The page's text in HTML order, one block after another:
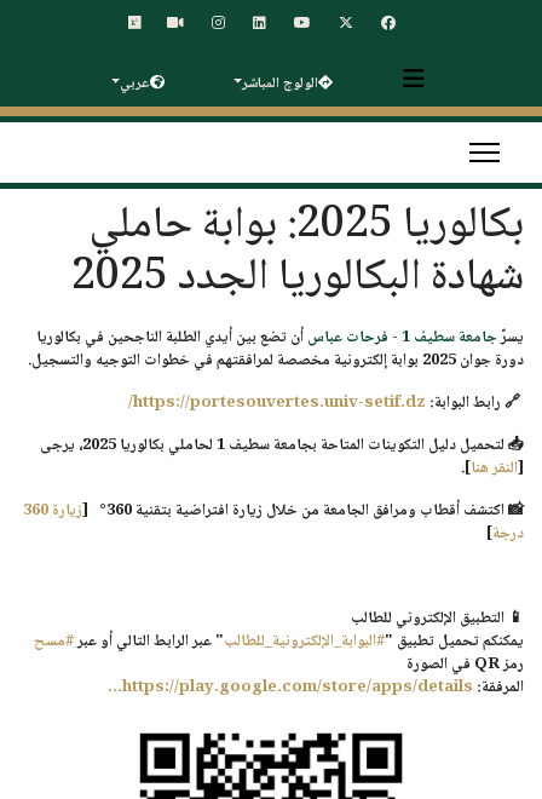
الولوج المباشر عربي
بكالوريا 2025: بوابة حاملي
شهادة البكالوريا الجدد 2025
يسرّجامعة سطيف 1 - فرحات عباس
أن تضع بين أيدي الطلبة الناجحين في بكالوريا
دورة جوان 2025
بوابة إلكترونية مخصصة لمرافقتهم في خطوات التوجيه والتسجيل.
🔗 رابط البوابة: https://portesouvertes.univ-setif.dz/
📥 لتحميل دليل التكوينات المتاحة بجامعة سطيف 1 لحاملي بكالوريا 2025
، يرجى
[النقر هنا].
📸 اكتشف أقطاب ومرافق الجامعة من خلال زيارة افتراضية بتقنية 360° [
زيارة 360
درجة]
📱 التطبيق الإلكتروني للطالب
يمكنكم تحميل تطبيق "#البوابة_الإلكترونية_للطالب" عبر الرابط التالي أو عبر#مسح
رمز QR في الصورة
المرفقة: https://play.google.com/store/apps/details...